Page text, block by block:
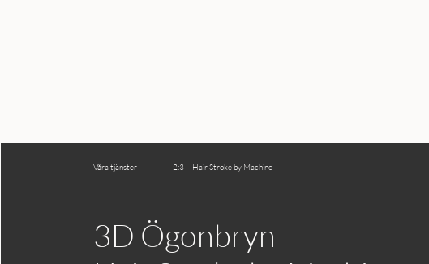
Våra tjänster 2:3 Hair Stroke by Machine
3D Ögonbryn